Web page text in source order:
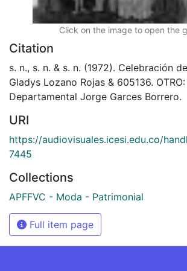
Click on the image to open the
Citation
s. n., s. n. & s. n. (1972). Celebración
Gladys Lozano Rojas & 605136.
Departamental Jorge Garces Borrero.
URI
https://audiovisuales.icesi.edu.co/
7445
Collections
APFFVC - Moda - Patrimonial
Full item page